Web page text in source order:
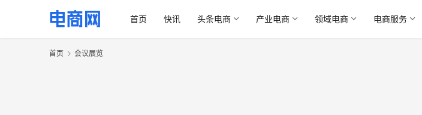
首页 快讯 头条电商 产业电商 领域电商 电商服务
首页 会议展览